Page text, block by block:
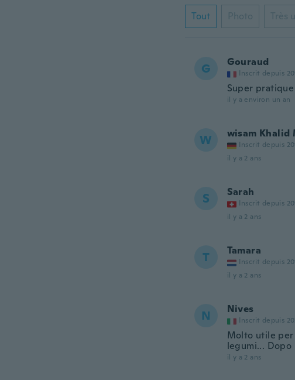
Tout Photo Très
G Gouraud
Inscrit depuis
Super
il y a environ un an
W wisam Khalid
Inscrit depuis
il y a 2 ans
S Sarah
Inscrit depuis
il y a 2 ans
T Tamara
Inscrit depuis
il y a 2 ans
N Nives
Inscrit depuis
Molto utile per
legumi... Dopo
il y a 2 ans